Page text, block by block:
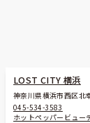
LOST CITY 横浜
神奈川県横浜市西区北
045-534-3583
ホットペッパービュー